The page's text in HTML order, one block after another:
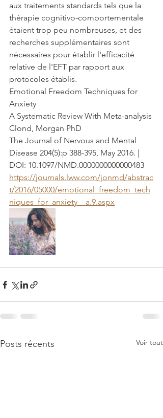
aux traitements standards tels que la
thérapie cognitivo-comportementale
étaient trop peu nombreuses, et des
recherches supplémentaires sont
nécessaires pour établir l'efficacité
relative de l'EFT par rapport aux
protocoles établis.
Emotional Freedom Techniques for
Anxiety
A Systematic Review With Meta-analysis
Clond, Morgan PhD
The Journal of Nervous and Mental
Disease 204(5):p 388-395, May 2016. |
DOI: 10.1097/NMD.0000000000000483
https://journals.lww.com/jonmd/abstrac
t/2016/05000/emotional_freedom_tech
niques_for_anxiety__a.9.aspx
Posts récents Voir tout